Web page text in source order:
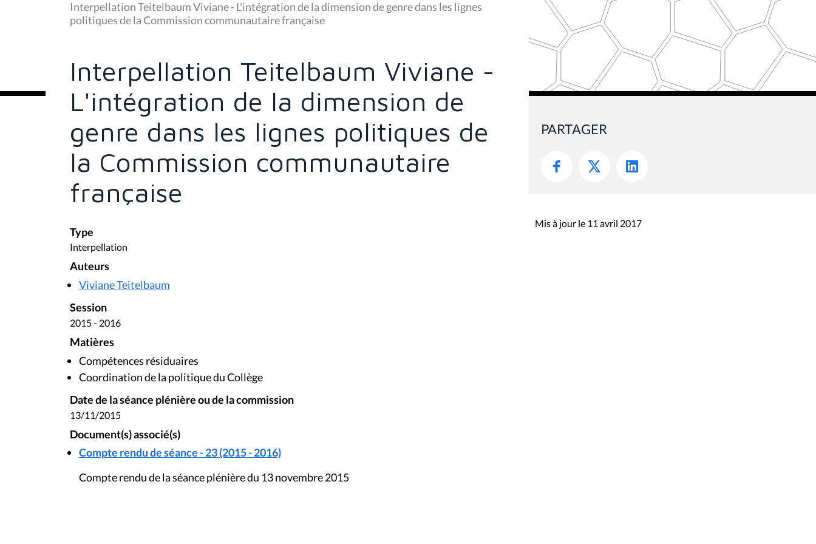
u
s
ê
Interpellation Teitelbaum Viviane - L'intégration de la dimension de genre dans les lignes
politiques de la Commission communautaire française
Interpellation Teitelbaum Viviane -
L'intégration de la dimension de
genre dans les lignes politiques de
la Commission communautaire
française
Type
Interpellation
Auteurs
Viviane Teitelbaum
Session
2015 - 2016
Matières
Compétences résiduaires
Coordination de la politique du Collège
Date de la séance plénière ou de la commission
13/11/2015
Document(s) associé(s)
Compte rendu de séance - 23 (2015 - 2016)
Compte rendu de la séance plénière du 13 novembre 2015
PARTAGER
Mis à jour le 11 avril 2017